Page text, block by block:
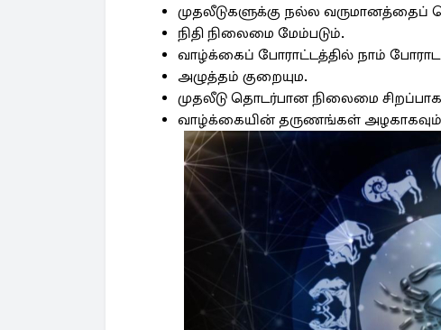
முதலீடுகளுக்கு நல்ல வருமானத்தைப்
நிதி நிலைமை மேம்படும்.
வாழ்க்கைப் போராட்டத்தில் நாம்
அழுத்தம் குறையும.
முதலீடு தொடர்பான நிலைமை சிறப்பாக
வாழ்க்கையின் தருணங்கள் அழகாகவும்